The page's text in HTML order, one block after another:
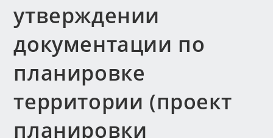
утверждении
документации по
планировке
территории (проект
планировки